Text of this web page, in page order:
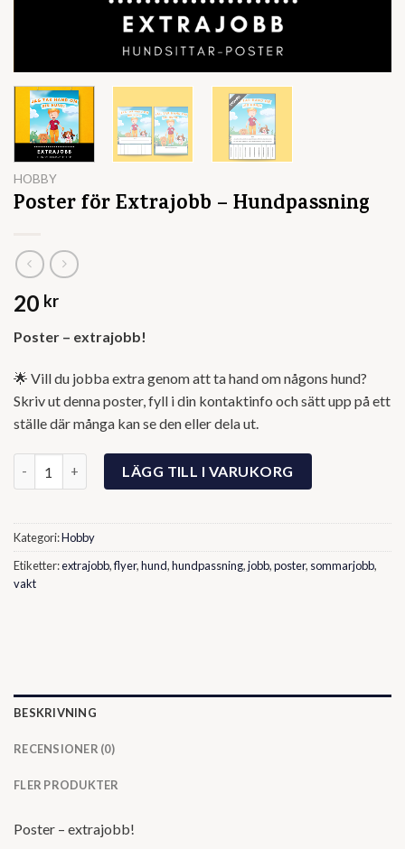
HOBBY
Poster för Extrajobb – Hundpassning
20 kr
Poster – extrajobb!
🌟 Vill du jobba extra genom att ta hand om någons hund?
Skriv ut denna poster, fyll i din kontaktinfo och sätt upp på ett
ställe där många kan se den eller dela ut.
Poster för Extrajobb - Hundpassning mängd
LÄGG TILL I VARUKORG
Kategori:Hobby
Etiketter:extrajobb,flyer,hund,hundpassning,jobb,poster, sommarjobb,
vakt
BESKRIVNING
RECENSIONER (0)
FLER PRODUKTER
Poster – extrajobb!